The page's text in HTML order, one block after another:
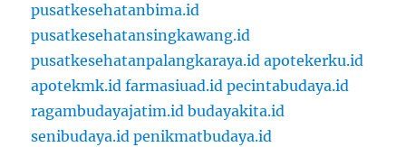
pusatkesehatanbima.id
pusatkesehatansingkawang.id
pusatkesehatanpalangkaraya.id apotekerku.id
apotekmk.id farmasiuad.id pecintabudaya.id
ragambudayajatim.id budayakita.id
senibudaya.id penikmatbudaya.id